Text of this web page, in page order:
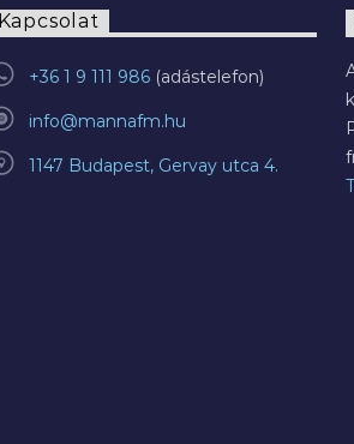
Kapcsolat
+36 1 9 111 986
info@mannafm.hu
1147 Budapest, Gervay utca 4.